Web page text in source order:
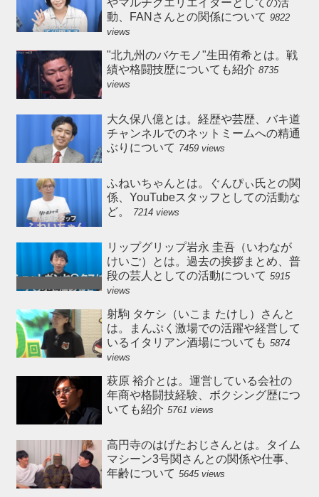
やマルチクエリエイターとしての活
動、FANさんとの関係について 9822
views
"北九州のバケモノ"生田侑希とは。戦
績や格闘技歴についても紹介 8735
views
大久保八億とは。経歴や芸歴、バキ道
チャンネルでのネットミームへの精通
ぶりについて 7459 views
ふねいちゃんとは。ぐんぴぃ氏との関
係、YouTubeスタッフとしての活動な
ど。
7214 views
リップグリップ岩永 圭吾（いわなが
けいご）とは。過去の挨拶まとめ、普
段の芸人としての活動について 5915
views
射駒 タケシ（いこま たけし）さんと
は。まんぷく激場での活躍や経営して
いるイタリアン酒場についても 5874
views
萩原 裕介とは。運営している会社の
年商や格闘技経験、ボクシング歴につ
いても紹介 5761 views
高円寺のはげたおじさんとは。タイム
マシーン3号関さんとの関係や仕事、
年齢について 5645 views